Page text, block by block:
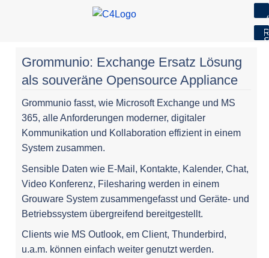
content
Grommunio: Exchange Ersatz Lösung
als souveräne Opensource Appliance
Grommunio fasst, wie Microsoft Exchange und MS
365, alle Anforderungen moderner, digitaler
Kommunikation und Kollaboration effizient in einem
System zusammen.
Sensible Daten wie E-Mail, Kontakte, Kalender, Chat,
Video Konferenz, Filesharing werden in einem
Grouware System zusammengefasst und Geräte- und
Betriebssystem übergreifend bereitgestellt.
Clients wie MS Outlook, em Client, Thunderbird,
u.a.m. können einfach weiter genutzt werden.